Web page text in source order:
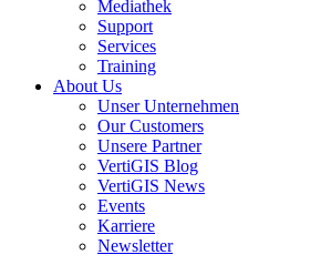
Mediathek
Support
Services
Training
About Us
Unser Unternehmen
Our Customers
Unsere Partner
VertiGIS Blog
VertiGIS News
Events
Karriere
Newsletter